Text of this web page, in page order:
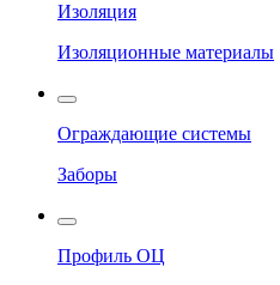
Изоляция
Изоляционные материалы
Ограждающие системы
Заборы
Профиль ОЦ